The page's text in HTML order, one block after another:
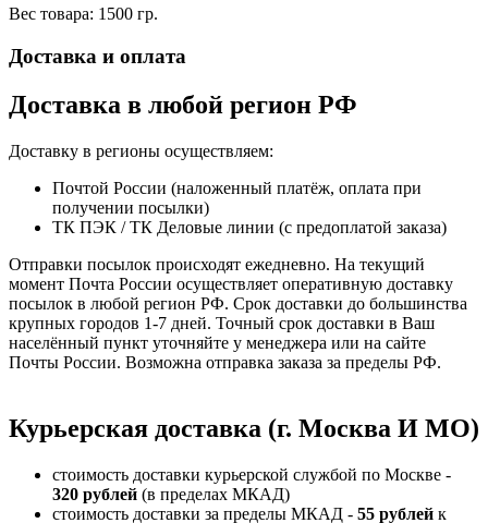
Вес товара: 1500 гр.
Доставка и оплата
Доставка в любой регион РФ
Доставку в регионы осуществляем:
Почтой России (наложенный платёж, оплата при
получении посылки)
ТК ПЭК / ТК Деловые линии (с предоплатой заказа)
Отправки посылок происходят ежедневно. На текущий
момент Почта России осуществляет оперативную доставку
посылок в любой регион РФ. Срок доставки до большинства
крупных городов 1-7 дней. Точный срок доставки в Ваш
населённый пункт уточняйте у менеджера или на сайте
Почты России. Возможна отправка заказа за пределы РФ.
Курьерская доставка (г. Москва И МО)
стоимость доставки курьерской службой по Москве -
320 рублей (в пределах МКАД)
стоимость доставки за пределы МКАД - 55 рублей к